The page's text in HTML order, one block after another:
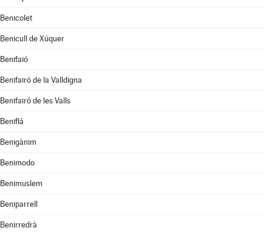
Benicolet
Benicull de Xúquer
Benifaió
Benifairó de la Valldigna
Benifairó de les Valls
Beniflá
Benigànim
Benimodo
Benimuslem
Beniparrell
Benirredrà